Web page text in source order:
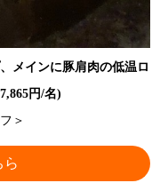
メインに豚肩肉の低温ロ
円/名)
＞
ら